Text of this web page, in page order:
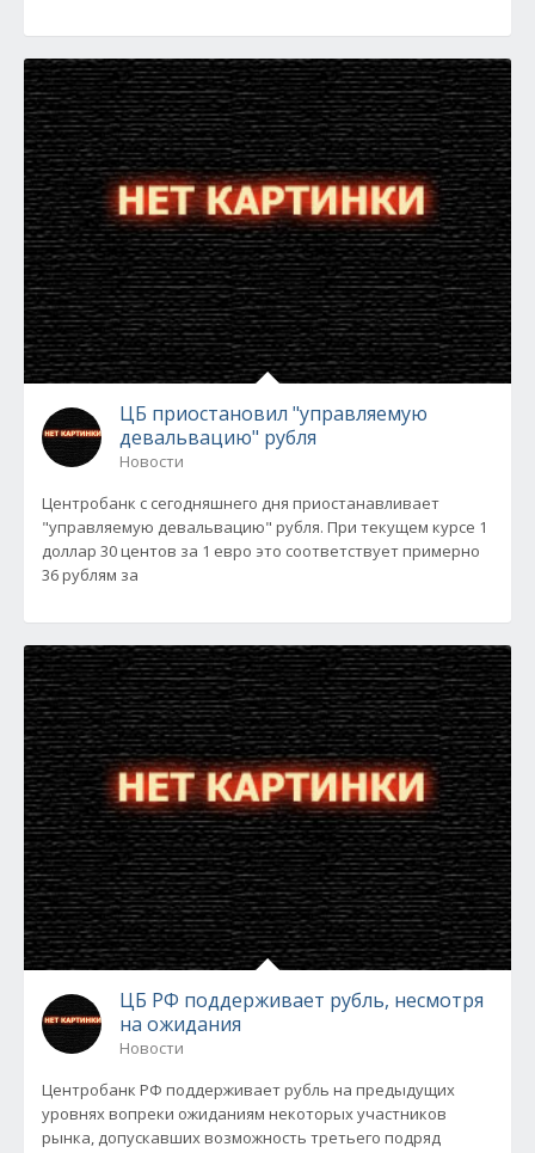
ЦБ приостановил "управляемую
девальвацию" рубля
Новости
Центробанк с сегодняшнего дня приостанавливает
"управляемую девальвацию" рубля. При текущем курсе 1
доллар 30 центов за 1 евро это соответствует примерно
36 рублям за
ЦБ РФ поддерживает рубль, несмотря
на ожидания
Новости
Центробанк РФ поддерживает рубль на предыдущих
уровнях вопреки ожиданиям некоторых участников
рынка, допускавших возможность третьего подряд